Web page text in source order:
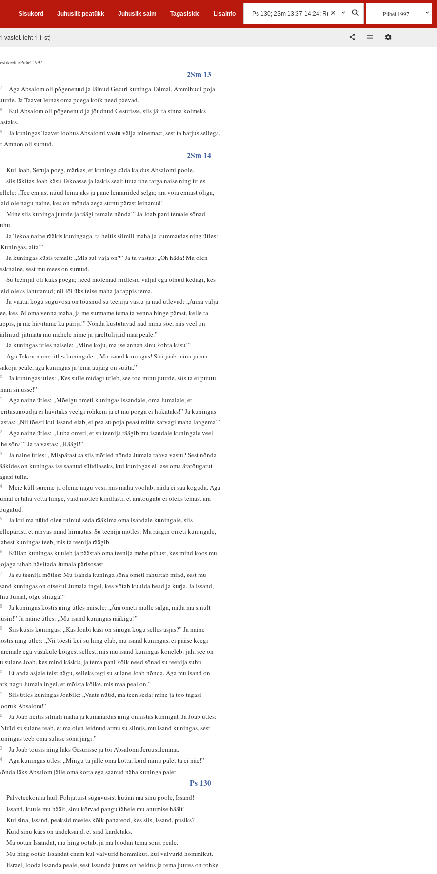
Sisukord Juhuslik peatükk Juhuslik salm Tagasiside Lisainfo Piibel 1997
vastet, leht 1 1-st)
Piibel 1997
2Sm 13
Aga Absalom oli põgenenud ja läinud Gesuri kuninga Talmai, Ammihudi poja
Ja Taavet leinas oma poega kõik need päevad.
Kui Absalom oli põgenenud ja jõudnud Gesurisse, siis jäi ta sinna kolmeks
Ja kuningas Taavet loobus Absalomi vastu välja minemast, sest ta harjus sellega,
Amnon oli surnud.
2Sm 14
Kui Joab, Seruja poeg, märkas, et kuninga süda kaldus Absalomi poole,
siis läkitas Joab käsu Tekoasse ja laskis sealt tuua ühe targa naise ning ütles
„Tee ennast nüüd leinajaks ja pane leinariided selga; ära võia ennast õliga,
ole nagu naine, kes on mõnda aega surnu pärast leinanud!
Mine siis kuninga juurde ja räägi temale nõnda!” Ja Joab pani temale sõnad
Ja Tekoa naine rääkis kuningaga, ta heitis silmili maha ja kummardas ning ütles:
aita!”
Ja kuningas küsis temalt: „Mis sul vaja on?” Ja ta vastas: „Oh häda! Ma olen
sest mu mees on surnud.
Su teenijal oli kaks poega; need mõlemad riidlesid väljal ega olnud kedagi, kes
oleks lahutanud; nii lõi üks teise maha ja tappis tema.
Ja vaata, kogu suguvõsa on tõusnud su teenija vastu ja nad ütlevad: „Anna välja
kes lõi oma venna maha, ja me surmame tema ta venna hinge pärast, kelle ta
ja me hävitame ka pärija!” Nõnda kustutavad nad minu söe, mis veel on
jätmata mu mehele nime ja järeltulijaid maa peale.”
Ja kuningas ütles naisele: „Mine koju, ma ise annan sinu kohta käsu!”
Aga Tekoa naine ütles kuningale: „Mu isand kuningas! Süü jääb minu ja mu
peale, aga kuningas ja tema aujärg on süüta.”
Ja kuningas ütles: „Kes sulle midagi ütleb, see too minu juurde, siis ta ei puutu
sinusse!”
Aga naine ütles: „Mõelgu ometi kuningas Issandale, oma Jumalale, et
ei hävitaks veelgi rohkem ja et mu poega ei hukataks!” Ja kuningas
„Nii tõesti kui Issand elab, ei pea su poja peast mitte karvagi maha langema!”
Aga naine ütles: „Luba ometi, et su teenija räägib mu isandale kuningale veel
sõna!” Ja ta vastas: „Räägi!”
Ja naine ütles: „Mispärast sa siis mõtled nõnda Jumala rahva vastu? Sest nõnda
on kuningas ise saanud süüdlaseks, kui kuningas ei lase oma äratõugatut
tulla.
Meie küll sureme ja oleme nagu vesi, mis maha voolab, mida ei saa koguda. Aga
ei taha võtta hinge, vaid mõtleb kindlasti, et äratõugatu ei oleks temast ära
Ja kui ma nüüd olen tulnud seda rääkima oma isandale kuningale, siis
et rahvas mind hirmutas. Su teenija mõtles: Ma räägin ometi kuningale,
kuningas teeb, mis ta teenija räägib.
Küllap kuningas kuuleb ja päästab oma teenija mehe pihust, kes mind koos mu
tahab hävitada Jumala pärisosast.
Ja su teenija mõtles: Mu isanda kuninga sõna ometi rahustab mind, sest mu
kuningas on otsekui Jumala ingel, kes võtab kuulda head ja kurja. Ja Issand,
Jumal, olgu sinuga!”
Ja kuningas kostis ning ütles naisele: „Ära ometi mulle salga, mida ma sinult
Ja naine ütles: „Mu isand kuningas rääkigu!”
Siis küsis kuningas: „Kas Joabi käsi on sinuga kogu selles asjas?” Ja naine
ning ütles: „Nii tõesti kui su hing elab, mu isand kuningas, ei pääse keegi
ega vasakule kõigest sellest, mis mu isand kuningas kõneleb: jah, see on
sulane Joab, kes mind käskis, ja tema pani kõik need sõnad su teenija suhu.
Et anda asjale teist nägu, selleks tegi su sulane Joab nõnda. Aga mu isand on
nagu Jumala ingel, et mõista kõike, mis maa peal on.”
Siis ütles kuningas Joabile: „Vaata nüüd, ma teen seda: mine ja too tagasi
Absalom!”
Ja Joab heitis silmili maha ja kummardas ning õnnistas kuningat. Ja Joab ütles:
su sulane teab, et ma olen leidnud armu su silmis, mu isand kuningas, sest
teeb oma sulase sõna järgi.”
Ja Joab tõusis ning läks Gesurisse ja tõi Absalomi Jeruusalemma.
Aga kuningas ütles: „Mingu ta jälle oma kotta, kuid minu palet ta ei näe!”
läks Absalom jälle oma kotta ega saanud näha kuninga palet.
Ps 130
Palveteekonna laul. Põhjatuist sügavusist hüüan ma sinu poole, Issand!
Issand, kuule mu häält, sinu kõrvad pangu tähele mu anumise häält!
Kui sina, Issand, peaksid meeles kõik pahateod, kes siis, Issand, püsiks?
Kuid sinu käes on andeksand, et sind kardetaks.
Ma ootan Issandat, mu hing ootab, ja ma loodan tema sõna peale.
Mu hing ootab Issandat enam kui valvurid hommikut, kui valvurid hommikut.
Iisrael, looda Issanda peale, sest Issanda juures on heldus ja tema juures on rohke